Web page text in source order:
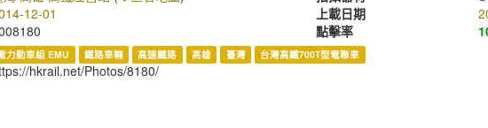
12-01 上載日期
點擊率
力動車組 EMU 鐵路車輛 高速鐵路 高雄 臺灣 台灣高鐵700T型電聯車
hkrail.net/Photos/8180/